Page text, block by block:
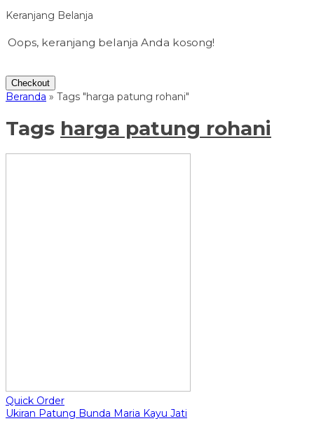
Keranjang Belanja
Oops, keranjang belanja Anda kosong!
Checkout
Beranda » Tags "harga patung rohani"
Tags harga patung rohani
Quick Order
Ukiran Patung Bunda Maria Kayu Jati